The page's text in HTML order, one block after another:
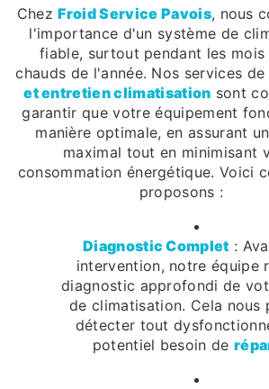
ChezFroid Service Pavois, nous
l'importance d'un système de
fiable, surtout pendant les mois
chauds de l'année. Nos services de
et entretien climatisation sont
garantir que votre équipement
manière optimale, en assurant
maximal tout en minimisant
consommation énergétique. Voici
proposons :
Diagnostic Complet :
intervention, notre équipe
diagnostic approfondi de
de climatisation. Cela nous
détecter tout
potentiel besoin de